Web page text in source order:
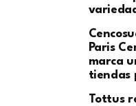
Paris
marca
tiendas
Tottus